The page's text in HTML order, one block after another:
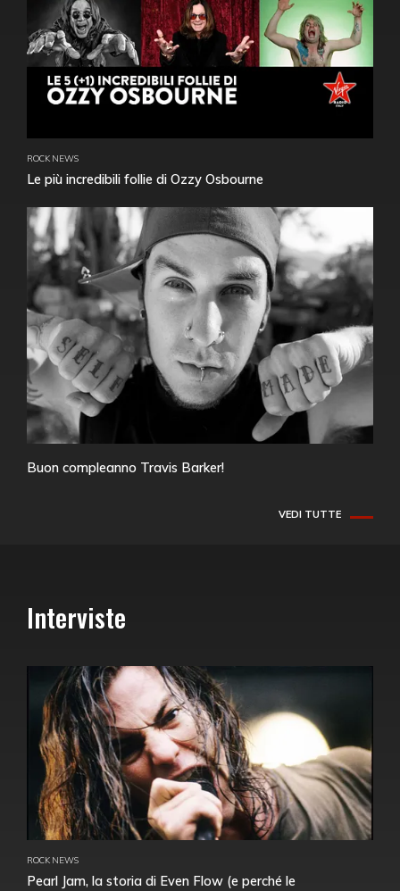
ROCK NEWS
Le più incredibili follie di Ozzy Osbourne
Buon compleanno Travis Barker!
VEDI TUTTE
Interviste
ROCK NEWS
Pearl Jam, la storia di Even Flow (e perché le